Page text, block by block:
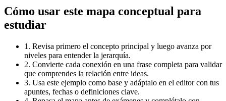
Cómo usar este mapa conceptual para
estudiar
1. Revisa primero el concepto principal y luego avanza por
niveles para entender la jerarquía.
2. Convierte cada conexión en una frase completa para validar
que comprendes la relación entre ideas.
3. Usa este ejemplo como base y adáptalo en el editor con tus
apuntes, fechas o definiciones clave.